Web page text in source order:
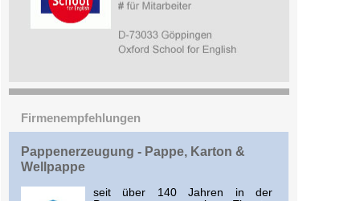
Firmenempfehlungen
Pappenerzeugung - Pappe, Karton &
Wellpappe
seit über 140 Jahren in der